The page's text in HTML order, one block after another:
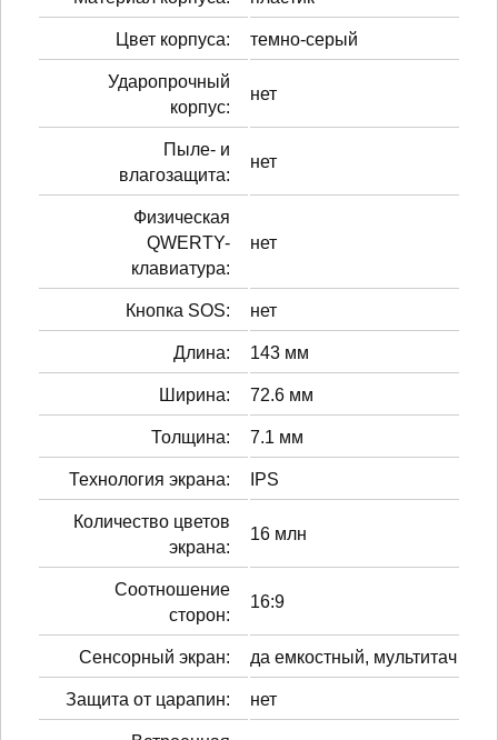
Цвет корпуса: темно-серый
Ударопрочный
корпус:
нет
Пыле- и
влагозащита:
нет
Физическая
QWERTY-
клавиатура:
нет
Кнопка SOS: нет
Длина: 143 мм
Ширина: 72.6 мм
Толщина: 7.1 мм
Технология экрана: IPS
Количество цветов
экрана:
16 млн
Соотношение
сторон:
16:9
Сенсорный экран: да емкостный, мультитач
Защита от царапин: нет